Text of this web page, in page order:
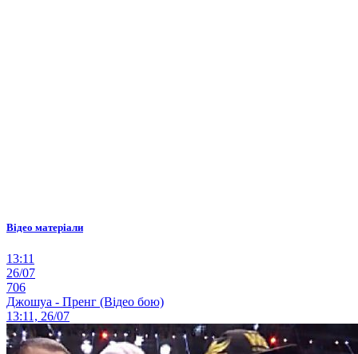
Відео матеріали
13:11
26/07
706
Джошуа - Пренг (Відео бою)
13:11, 26/07